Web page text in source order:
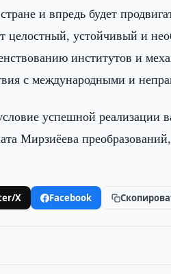
и впредь будет
устойчивый и
институтов и
с международными и
успешной реализации
Мирзиёева
X Facebook